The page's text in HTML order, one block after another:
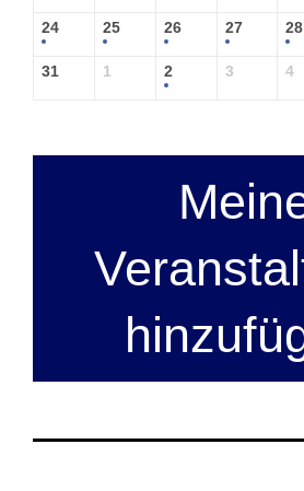
24 25 26 27 28
31 1 2 3 4